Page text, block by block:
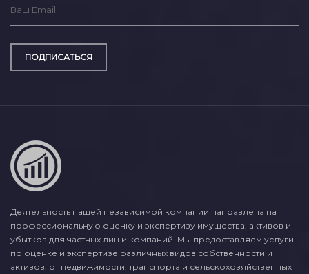
ПОДПИСАТЬСЯ
Деятельность нашей независимой компании направлена на
профессиональную оценку и экспертизу имущества, активов и
убытков для частных лиц и компаний. Мы предоставляем услуги
по оценке и экспертизе различных видов собственности и
активов: от недвижимости, транспорта и сельскохозяйственных